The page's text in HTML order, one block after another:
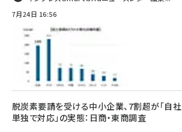
7月24日 16:56
脱炭素要請を受ける中小企業、7割超が「自社
単独で対応」の実態：日商・東商調査